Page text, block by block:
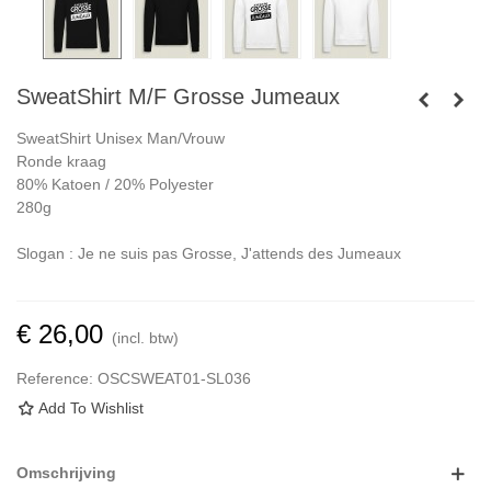
SweatShirt M/F Grosse Jumeaux
SweatShirt Unisex Man/Vrouw
Ronde kraag
80% Katoen / 20% Polyester
280g
Slogan : Je ne suis pas Grosse, J'attends des Jumeaux
€ 26,00 (incl. btw)
Reference: OSCSWEAT01-SL036
Add To Wishlist
Omschrijving